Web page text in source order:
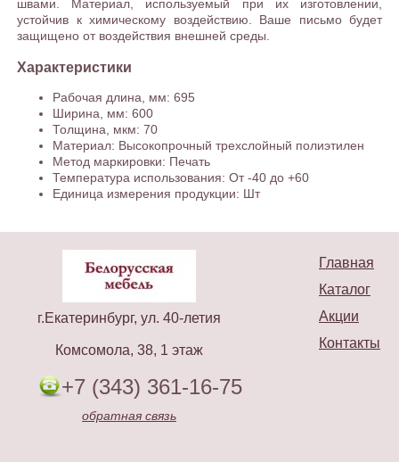
швами. Материал, используемый при их изготовлении,
устойчив к химическому воздействию. Ваше письмо будет
защищено от воздействия внешней среды.
Характеристики
Рабочая длина, мм: 695
Ширина, мм: 600
Толщина, мкм: 70
Материал: Высокопрочный трехслойный полиэтилен
Метод маркировки: Печать
Температура использования: От -40 до +60
Единица измерения продукции: Шт
Главная
Каталог
Акции
Контакты
г.Екатеринбург, ул. 40-летия
Комсомола, 38, 1 этаж
+7 (343) 361-16-75
обратная связь